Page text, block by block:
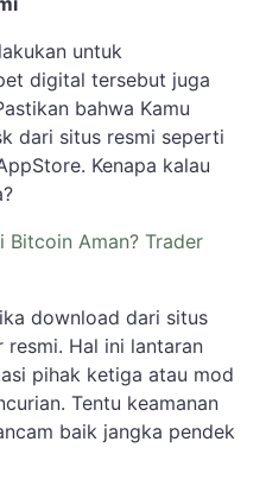
untuk
digital tersebut juga
bahwa Kamu
dari situs resmi seperti
Kenapa kalau
Bitcoin Aman? Trader
download dari situs
resmi. Hal ini lantaran
pihak ketiga atau mod
Tentu keamanan
baik jangka pendek